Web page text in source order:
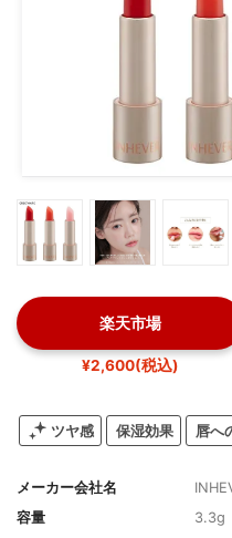
楽天市場
¥2,600(税込)
ツヤ感 保湿効果 唇へ
メーカー会社名
容量
3.3g